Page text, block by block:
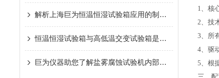
解析上海巨为恒温恒湿试验箱应用的制冷技术
恒温恒湿试验箱与高低温交变试验箱是同一个产品，两种称呼
巨为仪器助您了解盐雾腐蚀试验机内部结构特点与使用方法
1、核
2、技
3、所
4、驱
5、根